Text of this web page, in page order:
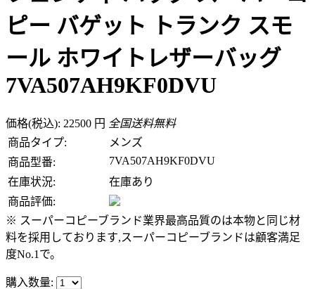
ピー バゲット トランク スモ
ール ホワイトレザーバッグ
7VA507AH9KF0DVU
価格(税込): 22500 円 全国送料無料
商品タイプ:
メンズ
商品型番:
7VA507AH9KF0DVU
在庫状況:
在庫あり
商品評価:
※ スーパーコピーブランド業界最高品質のは本物と同じ材
料を採用しております,スーパーコピーブランドは顧客満足
度No.1で。
購入数量: